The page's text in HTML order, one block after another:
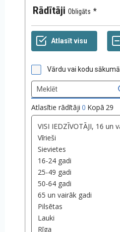
Rādītāji Obligāts
Vārdu vai kodu sākumā
Atlasītie rādītāji 0 Kopā 29